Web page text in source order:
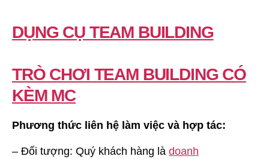
DỤNG CỤ TEAM BUILDING
TRÒ CHƠI TEAM BUILDING CÓ
KÈM MC
Phương thức liên hệ làm việc và hợp tác:
– Đối tượng: Quý khách hàng là doanh